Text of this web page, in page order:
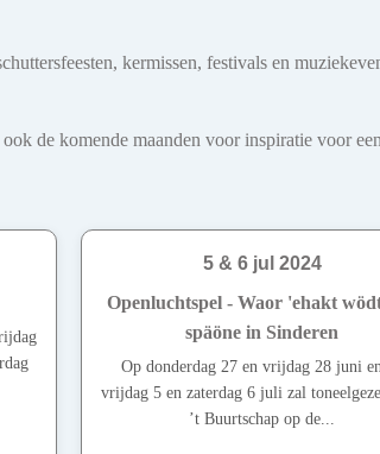
kermissen, festivals en
de komende maanden voor inspiratie voor
5 & 6 jul 2024
Openluchtspel - Waor 'ehakt
späöne in Sinderen
Op donderdag 27 en vrijdag 28 juni
vrijdag 5 en zaterdag 6 juli zal
’t Buurtschap op de...